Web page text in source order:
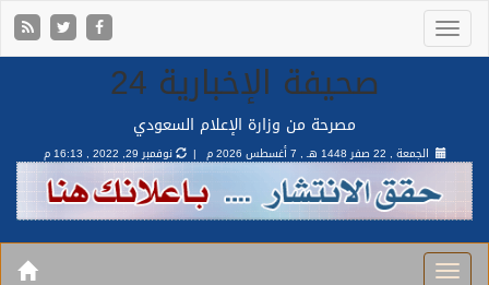
صحيفة الإخبارية 24
مصرحة من وزارة الإعلام السعودي
الجمعة , 22 صفر 1448 هـ , 7 أغسطس 2026 م | نوفمبر 29, 2022 , 16:13 م